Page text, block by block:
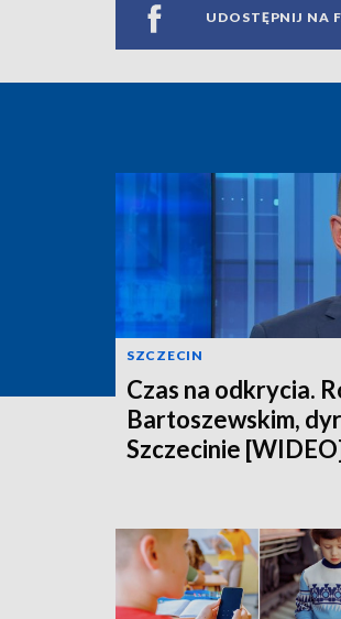
UDOSTĘPNIJ NA
SZCZECIN
Czas na odkrycia.
Bartoszewskim,
Szczecinie